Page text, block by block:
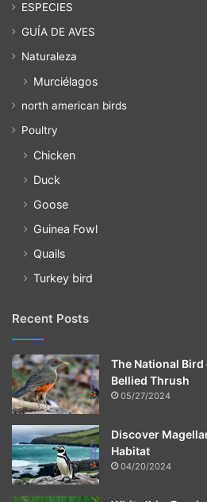
ESPECIES
GUÍA DE AVES
Naturaleza
Murciélagos
north american birds
Poultry
Chicken
Duck
Goose
Guinea Fowl
Quails
Turkey bird
Recent Posts
The National
Bellied Thrush
05/27/2024
Discover
Habitat
04/20/2024